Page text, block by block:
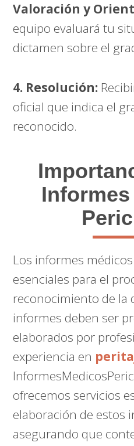
Valoración y
equipo evaluará tu
dictamen sobre el
4. Resolución:
oficial que indica el
reconocido.
Los informes
esenciales para el
reconocimiento de la
informes deben ser
elaborados por
experiencia en
ofrecemos servicios
elaboración de estos
asegurando que